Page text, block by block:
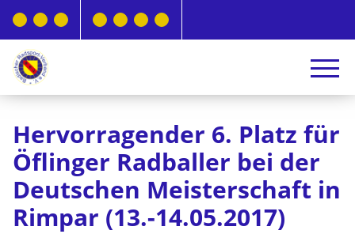
Hervorragender 6. Platz für
Öflinger Radballer bei der
Deutschen Meisterschaft in
Rimpar (13.-14.05.2017)